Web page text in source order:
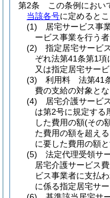
第2条
この条例におい
当該各号に定めるとこ
(1)
居宅サービス事
ービス事業を行う者
(2)
指定居宅サービ
ぞれ法第41条第1
又は指定居宅サービ
(3)
利用料 法第41
費の支給の対象と
(4)
居宅介護サービ
は第2号に規定する
した費用の額(その
た費用の額を超え
に要した費用の額
(5)
法定代理受領サ
居宅介護サービス
ビス事業者に支払
に係る指定居宅サー